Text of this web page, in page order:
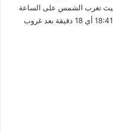
لـ 29 شعبان 1445 هـ، حيث تغرب الشمس على الساعة
18:23 ويغرب القمر على الساعة 18:41 أي 18 دقيقة بعد غروب